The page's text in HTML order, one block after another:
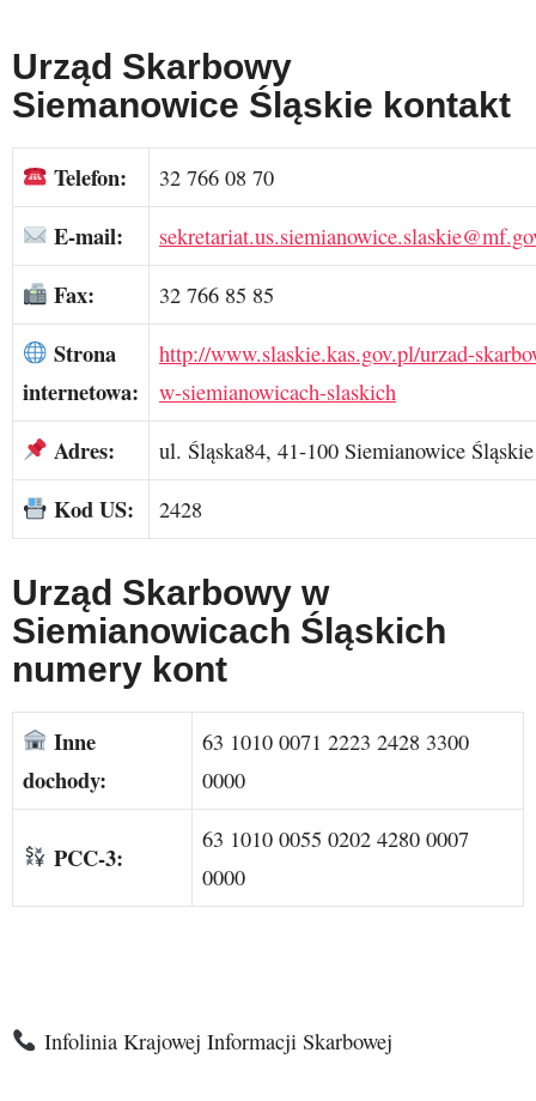
Urząd Skarbowy
Siemanowice Śląskie kontakt
Telefon: 32 766 08 70
E-mail:
Fax: 32 766 85 85
Strona
internetowa:
http://www.slaskie.kas.gov.pl/urzad-
w-siemianowicach-slaskich
Adres: ul. Śląska84, 41-100 Siemianowice Śląskie
Kod US: 2428
Urząd Skarbowy w
Siemianowicach Śląskich
numery kont
Inne
dochody:
63 1010 0071 2223 2428 3300
0000
PCC-3:
63 1010 0055 0202 4280 0007
0000
Infolinia Krajowej Informacji Skarbowej